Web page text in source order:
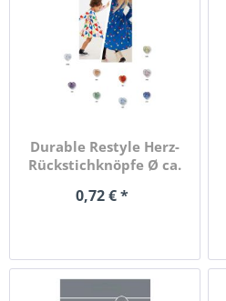
Durable Restyle Herz-
Rückstichknöpfe Ø ca.
0,72 € *